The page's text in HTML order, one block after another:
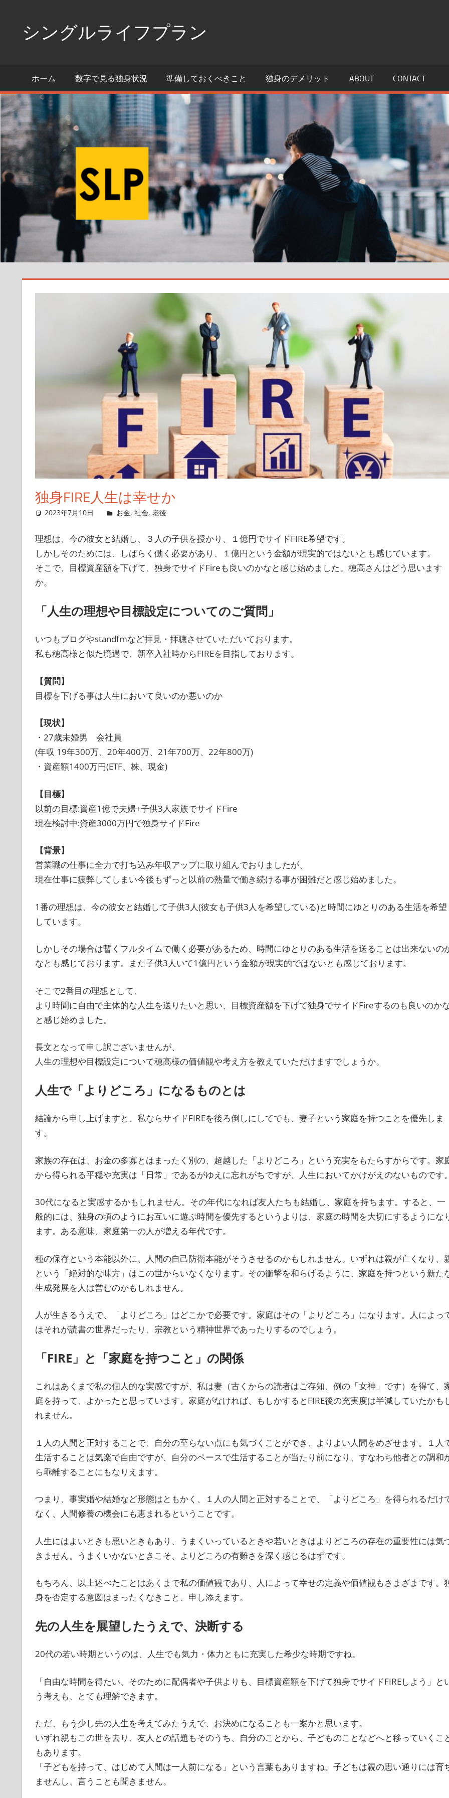
ス
キ
プ
シングルライフプラン
活
の
た
め
の
情
報
ポ
ト
ホーム 数字で見る独身状況 準備しておくべきこと 独身のデメリット ABOUT CONTACT
独身FIRE人生は幸せか
2023年7月10日 singlelife65
お金, 社会, 老後
理想は、今の彼女と結婚し、３人の子供を授かり、１億円でサイドFIRE希望です。
しかしそのためには、しばらく働く必要があり、１億円という金額が現実的ではないとも感じています。
そこで、目標資産額を下げて、独身でサイドFireも良いのかなと感じ始めました。穂高さんはどう思います
か。
「人生の理想や目標設定についてのご質問」
いつもブログやstandfmなど拝見・拝聴させていただいております。
私も穂高様と似た境遇で、新卒入社時からFIREを目指しております。
【質問】
目標を下げる事は人生において良いのか悪いのか
【現状】
・27歳未婚男 会社員
(年収 19年300万、20年400万、21年700万、22年800万)
・資産額1400万円(ETF、株、現金)
【目標】
以前の目標:資産1億で夫婦+子供3人家族でサイドFire
現在検討中:資産3000万円で独身サイドFire
【背景】
営業職の仕事に全力で打ち込み年収アップに取り組んでおりましたが、
現在仕事に疲弊してしまい今後もずっと以前の熱量で働き続ける事が困難だと感じ始めました。
1番の理想は、今の彼女と結婚して子供3人(彼女も子供3人を希望している)と時間にゆとりのある生活を希望
しています。
しかしその場合は暫くフルタイムで働く必要があるため、時間にゆとりのある生活を送ることは出来ないの
なとも感じております。また子供3人いて1億円という金額が現実的ではないとも感じております。
そこで2番目の理想として、
より時間に自由で主体的な人生を送りたいと思い、目標資産額を下げて独身でサイドFireするのも良いのか
と感じ始めました。
長文となって申し訳ございませんが、
人生の理想や目標設定について穂高様の価値観や考え方を教えていただけますでしょうか。
人生で「よりどころ」になるものとは
結論から申し上げますと、私ならサイドFIREを後ろ倒しにしてでも、妻子という家庭を持つことを優先しま
す。
家族の存在は、お金の多寡とはまったく別の、超越した「よりどころ」という充実をもたらすからです。家
から得られる平穏や充実は「日常」であるがゆえに忘れがちですが、人生においてかけがえのないものです
30代になると実感するかもしれません。その年代になれば友人たちも結婚し、家庭を持ちます。すると、一
般的には、独身の頃のようにお互いに遊ぶ時間を優先するというよりは、家庭の時間を大切にするようにな
ます。ある意味、家庭第一の人が増える年代です。
種の保存という本能以外に、人間の自己防衛本能がそうさせるのかもしれません。いずれは親が亡くなり、
という「絶対的な味方」はこの世からいなくなります。その衝撃を和らげるように、家庭を持つという新た
生成発展を人は営むのかもしれません。
人が生きるうえで、「よりどころ」はどこかで必要です。家庭はその「よりどころ」になります。人によっ
はそれが読書の世界だったり、宗教という精神世界であったりするのでしょう。
「FIRE」と「家庭を持つこと」の関係
これはあくまで私の個人的な実感ですが、私は妻（古くからの読者はご存知、例の「女神」です）を得て、
庭を持って、よかったと思っています。家庭がなければ、もしかするとFIRE後の充実度は半減していたかも
れません。
１人の人間と正対することで、自分の至らない点にも気づくことができ、よりよい人間をめざせます。１人
生活することは気楽で自由ですが、自分のペースで生活することが当たり前になり、すなわち他者との調和
ら乖離することにもなりえます。
つまり、事実婚や結婚など形態はともかく、１人の人間と正対することで、「よりどころ」を得られるだけ
なく、人間修養の機会にも恵まれるということです。
人生にはよいときも悪いときもあり、うまくいっているときや若いときはよりどころの存在の重要性には気
きません。うまくいかないときこそ、よりどころの有難さを深く感じるはずです。
もちろん、以上述べたことはあくまで私の価値観であり、人によって幸せの定義や価値観もさまざまです。
身を否定する意図はまったくなきこと、申し添えます。
先の人生を展望したうえで、決断する
20代の若い時期というのは、人生でも気力・体力ともに充実した希少な時期ですね。
「自由な時間を得たい、そのために配偶者や子供よりも、目標資産額を下げて独身でサイドFIREしよう」と
う考えも、とても理解できます。
ただ、もう少し先の人生を考えてみたうえで、お決めになることも一案かと思います。
いずれ親もこの世を去り、友人との話題もそのうち、自分のことから、子どものことなどへと移っていくこ
もあります。
「子どもを持って、はじめて人間は一人前になる」という言葉もありますね。子どもは親の思い通りには育
ませんし、言うことも聞きません。